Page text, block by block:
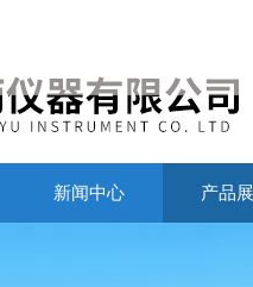
新闻中心 产品